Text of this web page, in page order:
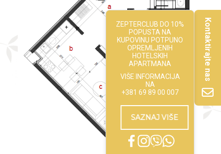
Kontaktirajte nas
ZEPTERCLUB DO 10%
POPUSTA NA
KUPOVINU POTPUNO
OPREMLJENIH
HOTELSKIH
APARTMANA
VIŠE INFORMACIJA
NA
+381 69 89 00 007
SAZNAJ VIŠE